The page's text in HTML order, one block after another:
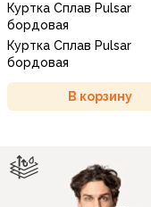
Куртка Сплав Pulsar
бордовая
Куртка Сплав Pulsar
бордовая
В корзину